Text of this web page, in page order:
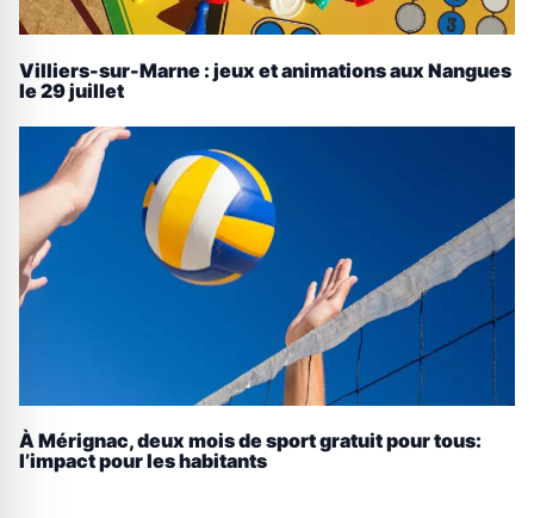
Villiers-sur-Marne : jeux et animations aux Nangues
le 29 juillet
À Mérignac, deux mois de sport gratuit pour tous:
l’impact pour les habitants